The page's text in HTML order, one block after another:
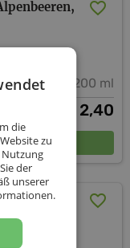
200 ml
2,40
die
zu
der
unserer